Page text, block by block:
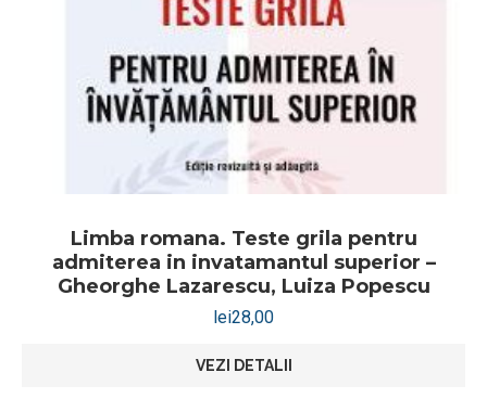
Limba romana. Teste grila pentru
admiterea in invatamantul superior –
Gheorghe Lazarescu, Luiza Popescu
lei28,00
VEZI DETALII